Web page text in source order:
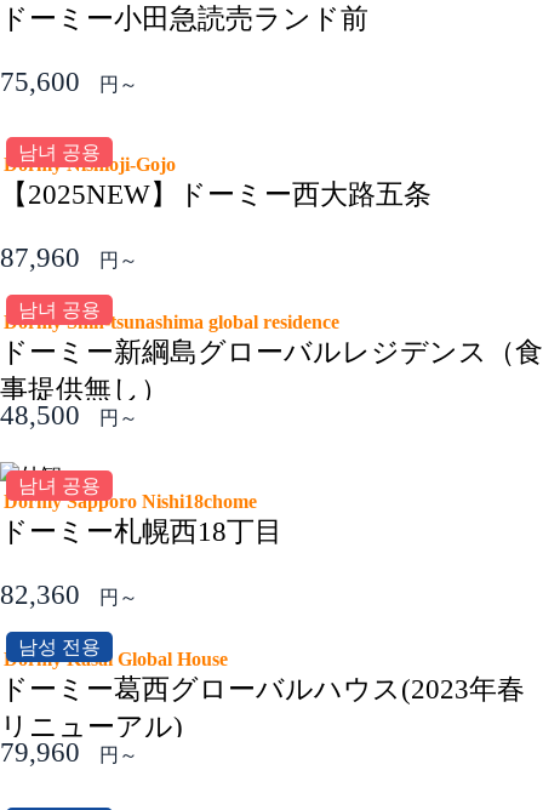
ドーミー小田急読売ランド前
75,600 円～
남녀 공용
Dormy Nishioji-Gojo
【2025NEW】ドーミー西大路五条
87,960 円～
남녀 공용
Dormy Shin-tsunashima global residence
ドーミー新綱島グローバルレジデンス（食
事提供無し）
48,500
円～
남녀 공용
Dormy Sapporo Nishi18chome
ドーミー札幌西18丁目
82,360 円～
남성 전용
Dormy Kasai Global House
ドーミー葛西グローバルハウス(2023年春
リニューアル)
79,960
円～